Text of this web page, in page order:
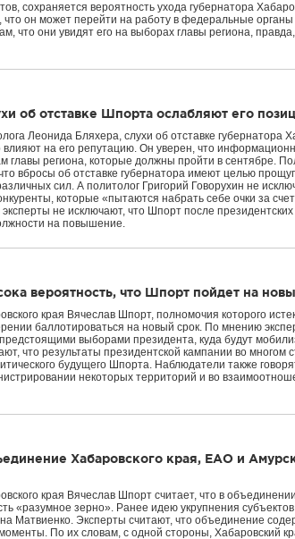
сохраняется вероятность ухода губернатора
что он может перейти на работу в федеральные
что они увидят его на выборах главы региона,
об отставке Шпорта ослабляют его
Леонида Бляхера, слухи об отставке губернатора
влияют на его репутацию. Он уверен, что
главы региона, которые должны пройти в сентябре.
вбросы об отставке губернатора имеют целью
сил. А политолог Григорий Говорухин не
которые «пытаются набрать себе очки за
не исключают, что Шпорт после
на повышение.
вероятность, что Шпорт пойдет на
края Вячеслав Шпорт, полномочия которого
баллотироваться на новый срок. По мнению
предстоящими выборами президента, куда будут
что результаты президентской кампании во
будущего Шпорта. Наблюдатели также
некоторых территорий и во
Хабаровского края, ЕАО и
края Вячеслав Шпорт считает, что в
«разумное зерно». Ранее идею укрупнения
Матвиенко. Эксперты считают, что объединение
По их словам, с одной стороны, Хабаровский